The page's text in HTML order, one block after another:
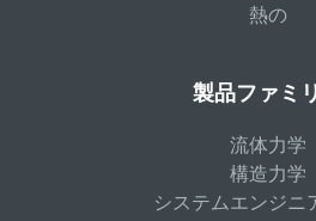
熱の
製品ファミ
流体力学
構造力学
システムエンジニ